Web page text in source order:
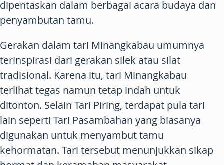
dipentaskan dalam berbagai acara budaya dan
penyambutan tamu.
Gerakan dalam tari Minangkabau umumnya
terinspirasi dari gerakan silek atau silat
tradisional. Karena itu, tari Minangkabau
terlihat tegas namun tetap indah untuk
ditonton. Selain Tari Piring, terdapat pula tari
lain seperti Tari Pasambahan yang biasanya
digunakan untuk menyambut tamu
kehormatan. Tari tersebut menunjukkan sikap